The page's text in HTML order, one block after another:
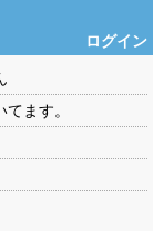
ログイン
ます。